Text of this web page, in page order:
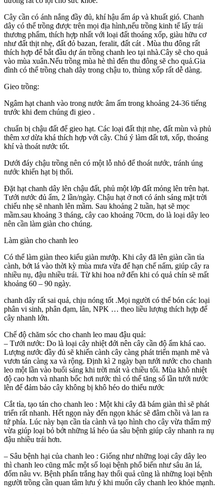
Cây cần có ánh nắng đầy đủ, khí hậu ấm áp và khuất gió. Chanh
dây có thể trồng được trên mọi địa hình,nếu trồng kinh tế lấy trái
thương phẩm, thích hợp nhất với loại đất thoáng xốp, giàu hữu cơ
như đất thịt nhẹ, đất đỏ bazan, feralit, đất cát . Mùa thu đông rất
thích hợp để bắt đầu dự án trồng chanh leo tại nhà.Cây sẽ cho quả
vào mùa xuân.Nếu trồng mùa hè thì đến thu đông sẽ cho quả.Gia
đình có thể trồng chah dây trong chậu to, thùng xốp rất dễ dàng.
Gieo trồng:
Ngâm hạt chanh vào trong nước âm ấm trong khoảng 24-36 tiếng
trước khi đem chúng đi gieo .
chuẩn bị chậu đất để gieo hạt. Các loại đất thịt nhẹ, đất mùn và phủ
thêm xơ dừa khá thích hợp với cây. Chú ý làm đất tơi, xốp, thoáng
khí và thoát nước tốt.
Dưới đáy chậu trồng nên có một lỗ nhỏ để thoát nước, tránh úng
nước khiến hạt bị thối.
Đặt hạt chanh dây lên chậu đất, phủ một lớp đất mỏng lên trên hạt.
Tưới nước đủ ẩm, 2 lần/ngày. Chậu hạt ở nơi có ánh sáng mặt trời
chiếu nhẹ sẽ nhanh lên mầm. Sau khoảng 2 tuần, hạt sẽ mọc
mầm.sau khoảng 3 tháng, cây cao khoảng 70cm, do là loại dây leo
nên cần làm giàn cho chúng.
Làm giàn cho chanh leo
Có thể làm giàn theo kiểu giàn mướp. Khi cây đã lên giàn cần tỉa
cành, bớt lá vào thời kỳ mùa mưa vừa để hạn chế nấm, giúp cây ra
nhiều nụ, đậu nhiều trái. Từ khi hoa nở đến khi có quả chín sẽ mất
khoảng 60 – 90 ngày.
chanh dây rất sai quả, chịu nóng tốt .Mọi người có thể bón các loại
phân vi sinh, phân đạm, lân, NPK … theo liều lượng thích hợp để
cây nhanh lớn.
Chế độ chăm sóc cho chanh leo mau đậu quả:
– Tưới nước: Do là loại cây nhiệt đới nên cây cần độ ẩm khá cao.
Lượng nước đầy đủ sẽ khiến cành cây càng phát triển mạnh mẽ và
vươn tán càng xa và rộng. Định kì 2 ngày bạn tưới nước cho chanh
leo một lần vào buổi sáng khi trời mát và chiều tối. Mùa khô nhiệt
độ cao hơn và nhanh bốc hơi nước thì có thể tăng số lần tưới nước
lên để đảm bảo cây không bị khô héo do thiếu nước
Cắt tỉa, tạo tán cho chanh leo : Một khi cây đã bám giàn thì sẽ phát
triển rất nhanh. Hết ngọn này đến ngọn khác sẽ đâm chồi và lan ra
tứ phía. Lúc này bạn cần tỉa cành và tạo hình cho cây vừa thẩm mỹ
vừa giúp loại bỏ bớt những lá héo úa sâu bệnh giúp cây nhanh ra nụ
đậu nhiều trái hơn.
– Sâu bệnh hại của chanh leo : Giống như những loại cây dây leo
thì chanh leo cũng mắc một số loại bệnh phổ biến như sâu ăn lá,
đốm nâu vv. Bệnh phấn trắng hay thối quả cũng là những loại bệnh
người trồng cần quan tâm lưu ý khi muốn cây chanh leo khỏe mạnh.